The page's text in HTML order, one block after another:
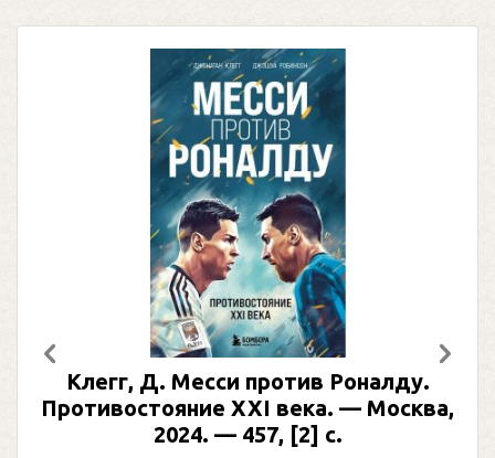
Клегг, Д. Месси против Роналду.
Противостояние XXI века. — Москва,
2024. — 457, [2] с.
Предыдущий